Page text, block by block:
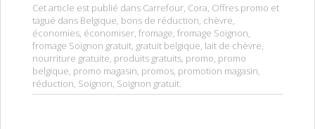
Cet article est publié dans Carrefour, Cora, Offres promo et
tagué dans Belgique, bons de réduction, chèvre,
économies, économiser, fromage, fromage Soignon,
fromage Soignon gratuit, gratuit belgique, lait de chèvre,
nourriture gratuite, produits gratuits, promo, promo
belgique, promo magasin, promos, promotion magasin,
réduction, Soignon, Soignon gratuit.